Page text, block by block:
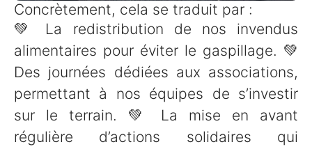
Concrètement, cela se traduit par :
💚 La redistribution de nos invendus
alimentaires pour éviter le gaspillage. 💚
Des journées dédiées aux associations,
permettant à nos équipes de s’investir
sur le terrain. 💚 La mise en avant
régulière d’actions solidaires qui